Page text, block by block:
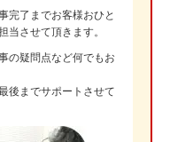
完了までお客様おひと
当させて頂きます。
の疑問点など何でもお
後までサポートさせて